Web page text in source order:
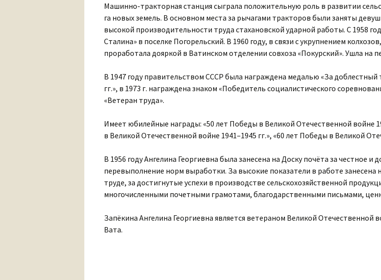
Машинно-тракторная станция сыграла положительную роль в развитии
га новых земель. В основном места за рычагами тракторов были заняты
высокой производительности труда стахановской ударной работы. С 1958
Сталина» в поселке Погорельский. В 1960 году, в связи с укрупнением
проработала дояркой в Ватинском отделении совхоза «Покурский». Ушла на
В 1947 году правительством СССР была награждена медалью «За доблестный
гг.», в 1973 г. награждена знаком «Победитель социалистического
«Ветеран труда».
Имеет юбилейные награды: «50 лет Победы в Великой Отечественной войне
в Великой Отечественной войне 1941–1945 гг.», «60 лет Победы в Великой
В 1956 году Ангелина Георгиевна была занесена на Доску почёта за честное
перевыполнение норм выработки. За высокие показатели в работе занесена
труде, за достигнутые успехи в производстве сельскохозяйственной
многочисленными почетными грамотами, благодарственными письмами,
Запёкина Ангелина Георгиевна является ветераном Великой
Вата.